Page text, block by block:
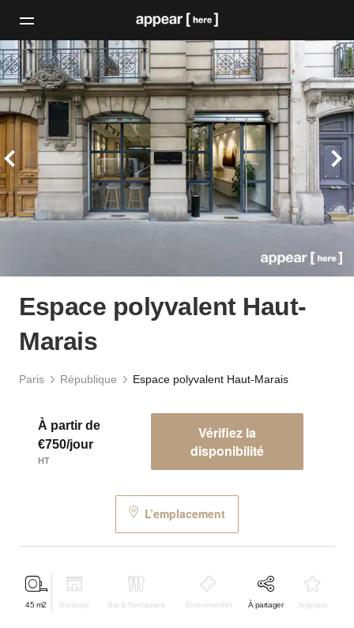
Espace polyvalent Haut-
Marais
Paris République Espace polyvalent Haut-Marais
À partir de
€750/jour
HT
Vérifiez la
disponibilité
L’emplacement
45 m2 Boutique Bar & Restaurant Événementiel À partager Atypique